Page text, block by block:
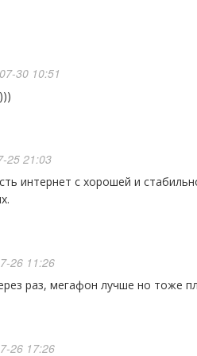
30 10:51
25 21:03
26 11:26
раз, мегафон лучше но тоже
26 17:26